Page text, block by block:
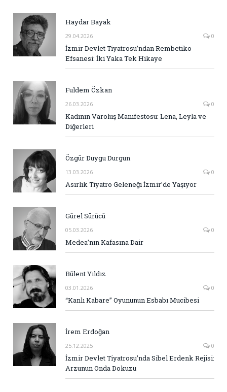
Haydar Bayak
29.04.2026 0
İzmir Devlet Tiyatrosu’ndan Rembetiko
Efsanesi: İki Yaka Tek Hikaye
Fuldem Özkan
26.03.2026 0
Kadının Varoluş Manifestosu: Lena, Leyla ve
Diğerleri
Özgür Duygu Durgun
13.03.2026 0
Asırlık Tiyatro Geleneği İzmir’de Yaşıyor
Gürel Sürücü
05.03.2026 0
Medea’nın Kafasına Dair
Bülent Yıldız
03.01.2026 0
“Kanlı Kabare” Oyununun Esbabı Mucibesi
İrem Erdoğan
25.12.2025 0
İzmir Devlet Tiyatrosu’nda Sibel Erdenk Rejisi:
Arzunun Onda Dokuzu